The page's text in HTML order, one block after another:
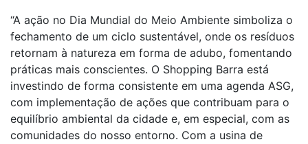
“A ação no Dia Mundial do Meio Ambiente simboliza o
fechamento de um ciclo sustentável, onde os resíduos
retornam à natureza em forma de adubo, fomentando
práticas mais conscientes. O Shopping Barra está
investindo de forma consistente em uma agenda ASG,
com implementação de ações que contribuam para o
equilíbrio ambiental da cidade e, em especial, com as
comunidades do nosso entorno. Com a usina de